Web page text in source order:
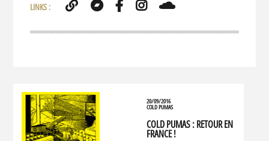
LINKS :
20/09/2016
COLD PUMAS
COLD PUMAS : RETOUR EN
FRANCE !